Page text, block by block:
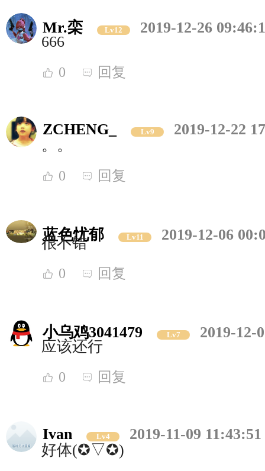
Mr.栾 Lv12
2019-12-26
666
0 回复
ZCHENG_ Lv9
2019-12-22
。。
0 回复
蓝色忧郁 Lv11 2019-12-06
很不错
0 回复
小乌鸡3041479 Lv7
2019-12-
应该还行
0 回复
Ivan Lv4
2019-11-09 11:43:51
好体(✪▽✪)